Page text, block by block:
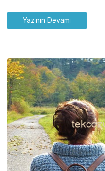
Yazının Devamı